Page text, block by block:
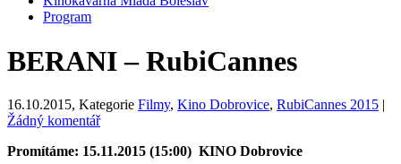
Program
BERANI – RubiCannes
16.10.2015, Kategorie Filmy, Kino Dobrovice, RubiCannes 2015 |
Žádný komentář
Promítáme: 15.11.2015 (15:00) KINO Dobrovice